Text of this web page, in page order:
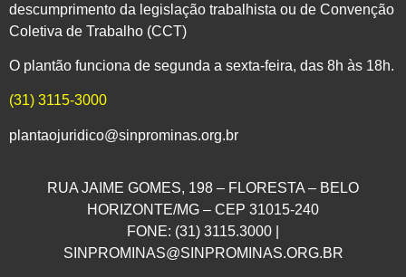
descumprimento da legislação trabalhista ou de Convenção
Coletiva de Trabalho (CCT)
O plantão funciona de segunda a sexta-feira, das 8h às 18h.
(31) 3115-3000
plantaojuridico@sinprominas.org.br
RUA JAIME GOMES, 198 – FLORESTA – BELO
HORIZONTE/MG – CEP 31015-240
FONE: (31) 3115.3000 |
SINPROMINAS@SINPROMINAS.ORG.BR